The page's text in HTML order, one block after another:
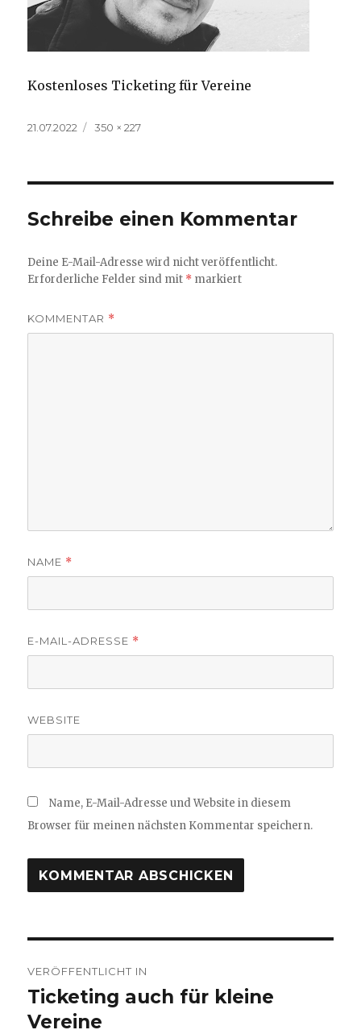
Kostenloses Ticketing für Vereine
Veröffentlicht
21.07.2022
Volle
350 × 227
Schreibe einen Kommentar
Deine E-Mail-Adresse wird nicht veröffentlicht.
Erforderliche Felder sind mit * markiert
KOMMENTAR *
NAME *
E-MAIL-ADRESSE *
WEBSITE
Name, E-Mail-Adresse und Website in diesem
Browser für meinen nächsten Kommentar speichern.
VERÖFFENTLICHT IN
Ticketing auch für kleine
Vereine